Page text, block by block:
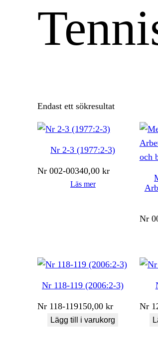
Endast ett sökresultat
Nr 2-3 (1977:2-3)
Nr 002-00340,00kr
Läs mer
Nr
Nr 118-119 (2006:2-3)
Nr 118-119150,00kr
Lägg till i varukorg
Nr